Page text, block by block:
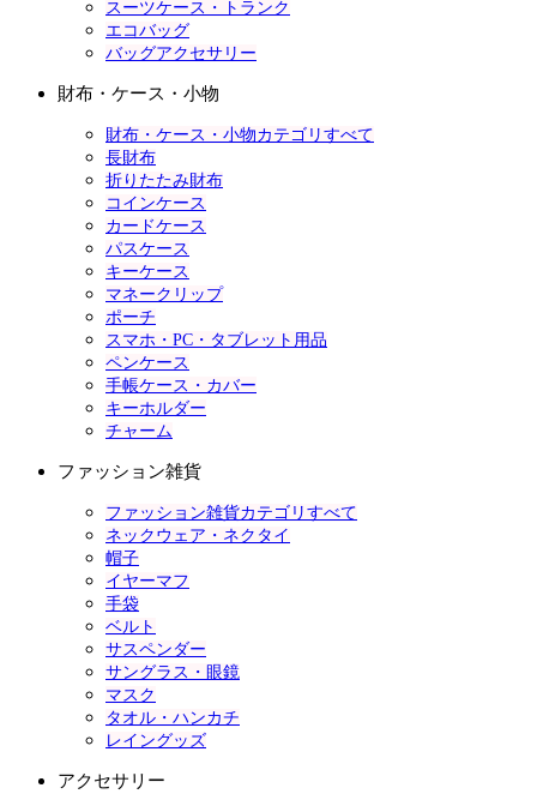
スーツケース・トランク
エコバッグ
バッグアクセサリー
財布・ケース・小物
財布・ケース・小物カテゴリすべて
長財布
折りたたみ財布
コインケース
カードケース
パスケース
キーケース
マネークリップ
ポーチ
スマホ・PC・タブレット用品
ペンケース
手帳ケース・カバー
キーホルダー
チャーム
ファッション雑貨
ファッション雑貨カテゴリすべて
ネックウェア・ネクタイ
帽子
イヤーマフ
手袋
ベルト
サスペンダー
サングラス・眼鏡
マスク
タオル・ハンカチ
レイングッズ
アクセサリー